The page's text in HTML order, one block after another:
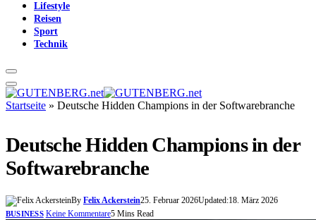
Lifestyle
Reisen
Sport
Technik
Startseite » Deutsche Hidden Champions in der Softwarebranche
Deutsche Hidden Champions in der
Softwarebranche
By Felix Ackerstein25. Februar 2026Updated:18. März 2026
BUSINESS Keine Kommentare5 Mins Read